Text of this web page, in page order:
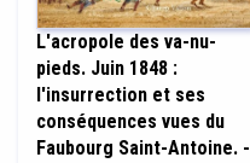
L'acropole des va-nu-
pieds. Juin 1848 :
l'insurrection et ses
conséquences vues du
Faubourg Saint-Antoine. -